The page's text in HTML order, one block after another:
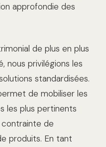
approfondie des
de plus en plus
nous privilégions les
standardisées.
de mobiliser les
les plus pertinents
contrainte de
produits. En tant